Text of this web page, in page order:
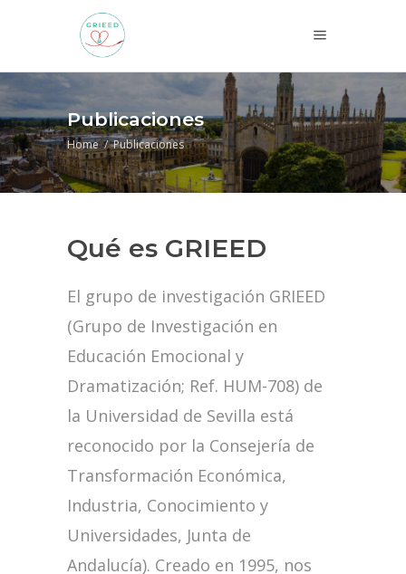
Publicaciones
Home/Publicaciones
Qué es GRIEED
El grupo de investigación GRIEED
(Grupo de Investigación en
Educación Emocional y
Dramatización; Ref. HUM-708) de
la Universidad de Sevilla está
reconocido por la Consejería de
Transformación Económica,
Industria, Conocimiento y
Universidades, Junta de
Andalucía). Creado en 1995, nos